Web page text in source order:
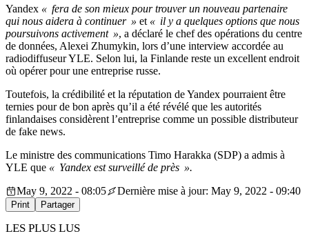
Yandex « fera de son mieux pour trouver un nouveau partenaire
qui nous aidera à continuer » et « il y a quelques options que nous
poursuivons activement », a déclaré le chef des opérations du centre
de données, Alexei Zhumykin, lors d’une interview accordée au
radiodiffuseur YLE. Selon lui, la Finlande reste un excellent endroit
où opérer pour une entreprise russe.
Toutefois, la crédibilité et la réputation de Yandex pourraient être
ternies pour de bon après qu’il a été révélé que les autorités
finlandaises considèrent l’entreprise comme un possible distributeur
de fake news.
Le ministre des communications Timo Harakka (SDP) a admis à
YLE que « Yandex est surveillé de près ».
May 9, 2022 - 08:05
Dernière mise à jour: May 9, 2022 - 09:40
Print Partager
LES PLUS LUS